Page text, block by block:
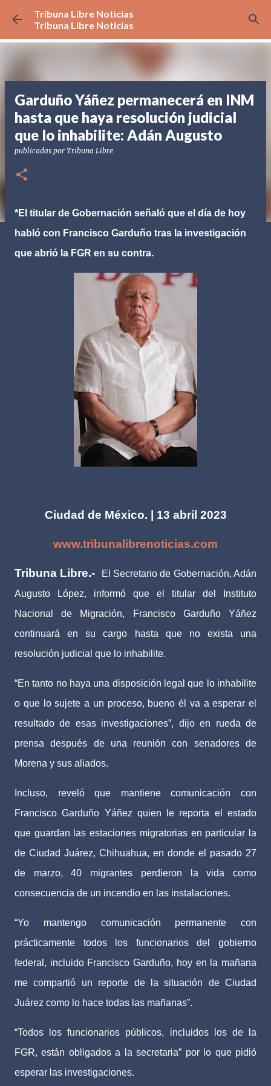
Ir al contenido principal
Tribuna Libre Noticias
Tribuna Libre Noticias
Garduño Yáñez permanecerá en INM
hasta que haya resolución judicial
que lo inhabilite: Adán Augusto
publicadas por Tribuna Libre
*El titular de Gobernación señaló que el día de hoy
habló con Francisco Garduño tras la investigación
que abrió la FGR en su contra.
Ciudad de México. | 13 abril 2023
www.tribunalibrenoticias.com
Tribuna Libre.-
El Secretario de Gobernación, Adán
Augusto López, informó que el titular del Instituto
Nacional de Migración, Francisco Garduño Yáñez
continuará en su cargo hasta que no exista una
resolución judicial que lo inhabilite.
“En tanto no haya una disposición legal que lo inhabilite
o que lo sujete a un proceso, bueno él va a esperar el
resultado de esas investigaciones”, dijo en rueda de
prensa después de una reunión con senadores de
Morena y sus aliados.
Incluso, reveló que mantiene comunicación con
Francisco Garduño Yáñez quien le reporta el estado
que guardan las estaciones migratorias en particular la
de Ciudad Juárez, Chihuahua, en donde el pasado 27
de marzo, 40 migrantes perdieron la vida como
consecuencia de un incendio en las instalaciones.
“Yo mantengo comunicación permanente con
prácticamente todos los funcionarios del gobierno
federal, incluido Francisco Garduño, hoy en la mañana
me compartió un reporte de la situación de Ciudad
Juárez como lo hace todas las mañanas”.
“Todos los funcionarios públicos, incluidos los de la
FGR, están obligados a la secretaria” por lo que pidió
esperar las investigaciones.